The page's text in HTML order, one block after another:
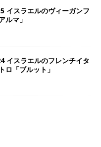
イスラエルのヴィーガンフ
ルマ」
イスラエルのフレンチイタ
ロ「ブルット」